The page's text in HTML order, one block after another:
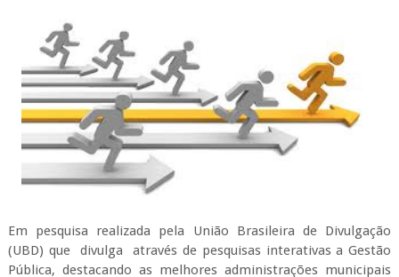
Em pesquisa realizada pela União Brasileira de Divulgação
(UBD) que divulga através de pesquisas interativas a Gestão
Pública, destacando as melhores administrações municipais